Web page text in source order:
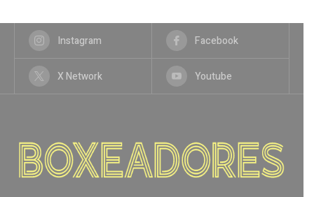
Instagram Facebook
X Network Youtube